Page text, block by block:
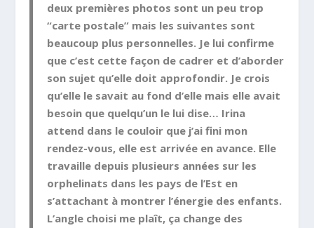
deux premières photos sont un peu trop
“carte postale” mais les suivantes sont
beaucoup plus personnelles. Je lui confirme
que c’est cette façon de cadrer et d’aborder
son sujet qu’elle doit approfondir. Je crois
qu’elle le savait au fond d’elle mais elle avait
besoin que quelqu’un le lui dise… Irina
attend dans le couloir que j’ai fini mon
rendez-vous, elle est arrivée en avance. Elle
travaille depuis plusieurs années sur les
orphelinats dans les pays de l’Est en
s’attachant à montrer l’énergie des enfants.
L’angle choisi me plaît, ça change des